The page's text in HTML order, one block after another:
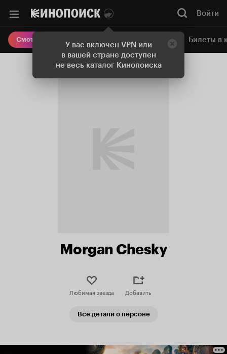
У вас включен VPN или
в вашей стране доступен
не весь каталог Кинопоиска
Войти
Смотреть кино Онлайн-кинотеатр Билеты в
Morgan Chesky
Любимая звезда Добавить
Все детали о персоне